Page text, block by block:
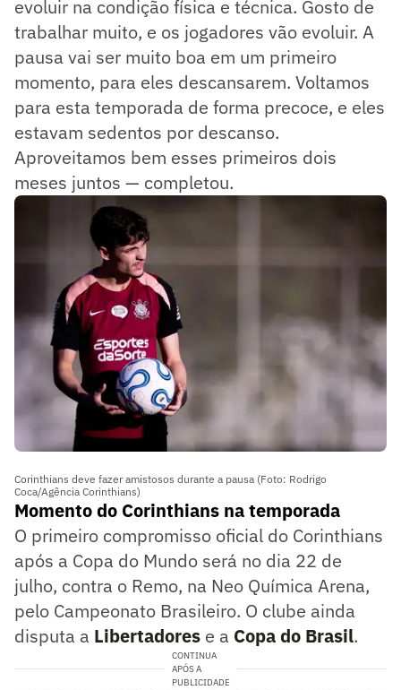
evoluir na condição física e técnica. Gosto de
trabalhar muito, e os jogadores vão evoluir. A
pausa vai ser muito boa em um primeiro
momento, para eles descansarem. Voltamos
para esta temporada de forma precoce, e eles
estavam sedentos por descanso.
Aproveitamos bem esses primeiros dois
meses juntos — completou.
Corinthians deve fazer amistosos durante a pausa (Foto: Rodrigo
Coca/Agência Corinthians)
Momento do Corinthians na temporada
O primeiro compromisso oficial do Corinthians
após a Copa do Mundo será no dia 22 de
julho, contra o Remo, na Neo Química Arena,
pelo Campeonato Brasileiro. O clube ainda
disputa a Libertadores e a Copa do Brasil.
CONTINUA
APÓS A
PUBLICIDADE